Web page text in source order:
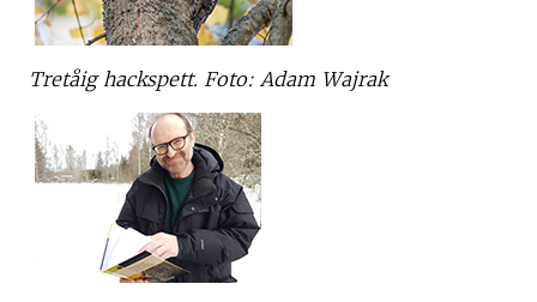
Tretåig hackspett. Foto: Adam Wajrak